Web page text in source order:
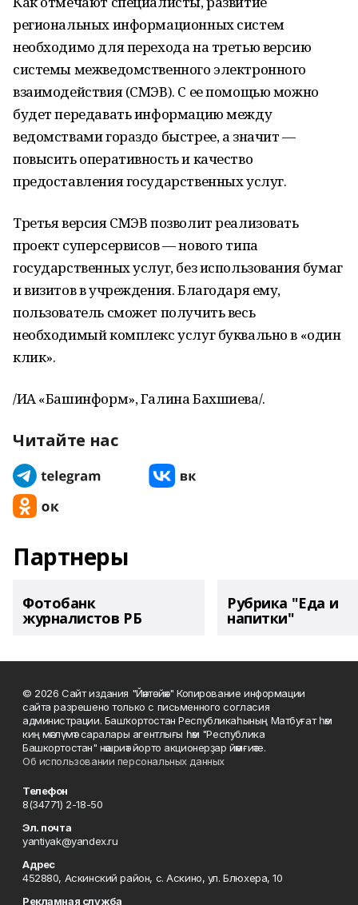
региональных информационных систем
необходимо для перехода на третью версию
системы межведомственного электронного
взаимодействия (СМЭВ). С ее помощью можно
будет передавать информацию между
ведомствами гораздо быстрее, а значит —
повысить оперативность и качество
предоставления государственных услуг.
Третья версия СМЭВ позволит реализовать
проект суперсервисов — нового типа
государственных услуг, без использования бумаг
и визитов в учреждения. Благодаря ему,
пользователь сможет получить весь
необходимый комплекс услуг буквально в «один
клик».
/ИА «Башинформ», Галина Бахшиева/.
Читайте нас
Партнеры
Фотобанк
журналистов РБ
Рубрика "Еда и
напитки"
© 2026 Сайт издания "Йәнтөйәк" Копирование информации
сайта разрешено только с письменного согласия
администрации. Башҡортостан Республикаһының Матбуғат һәм
киң мәғлүмәт саралары агентлығы һәм "Республика
Башкортостан" нәшриәт йорто акционерҙар йәмғиәте.
Об использовании персональных данных
Телефон
8(34771) 2-18-50
Эл. почта
yantiyak@yandex.ru
Адрес
452880, Аскинский район, с. Аскино, ул. Блюхера, 10
Рекламная служба